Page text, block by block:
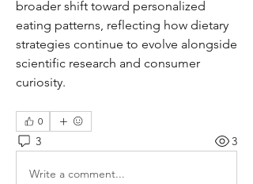
broader shift toward personalized
eating patterns, reflecting how dietary
strategies continue to evolve alongside
scientific research and consumer
curiosity.
0
3 3
Write a comment...